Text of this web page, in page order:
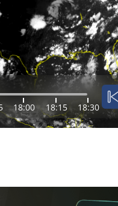
18:00 18:15 18:30